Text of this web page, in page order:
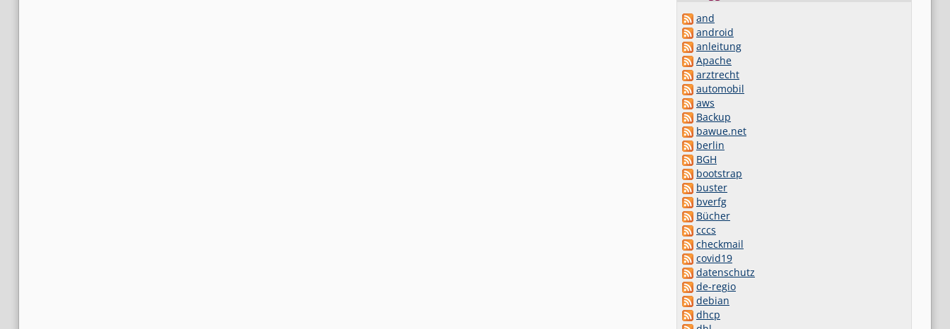
and
android
anleitung
Apache
arztrecht
automobil
aws
Backup
bawue.net
berlin
BGH
bootstrap
buster
bverfg
Bücher
cccs
checkmail
covid19
datenschutz
de-regio
debian
dhcp